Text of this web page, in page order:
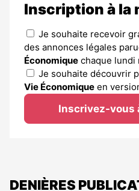
Inscription à la
Je souhaite recevoir
des annonces légales
Économique chaque lundi
Je souhaite découvrir
Vie Économique en
Inscrivez-vous
DENIÈRES